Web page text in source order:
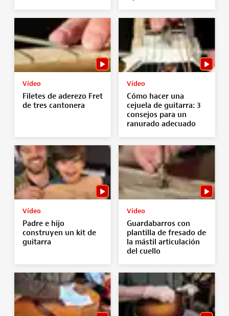
Vídeo
Filetes de aderezo Fret
de tres cantonera
Vídeo
Cómo hacer una
cejuela de guitarra: 3
consejos para un
ranurado adecuado
Vídeo
Padre e hijo
construyen un kit de
guitarra
Vídeo
Guardabarros con
plantilla de fresado de
la mástil articulación
del cuello